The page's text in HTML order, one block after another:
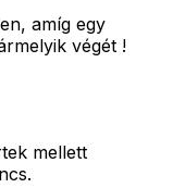
amíg egy
végét !
mellett